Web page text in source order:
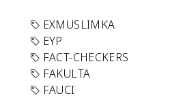
EXMUSLIMKA
EYP
FACT-CHECKERS
FAKULTA
FAUCI